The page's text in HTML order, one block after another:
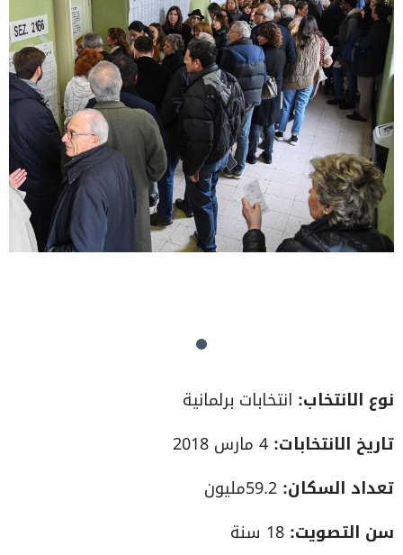
نوع الانتخاب: انتخابات برلمانية
تاريخ الانتخابات: 4 مارس 2018
تعداد السكان: 59.2مليون
سن التصويت: